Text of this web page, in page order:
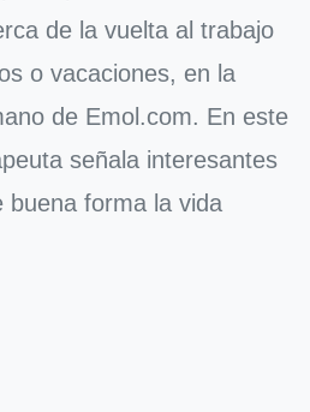
de la vuelta al trabajo
o vacaciones, en la
de Emol.com. En este
señala interesantes
buena forma la vida